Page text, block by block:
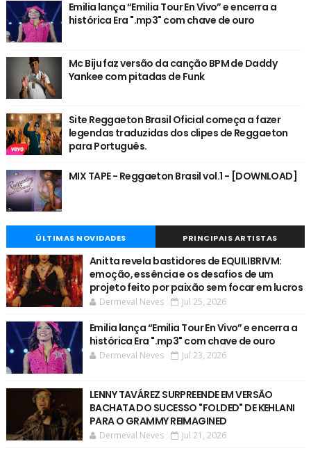
Emilia lança “Emilia Tour En Vivo” e encerra a
histórica Era ".mp3" com chave de ouro
Mc Biju faz versão da canção BPM de Daddy
Yankee com pitadas de Funk
Site Reggaeton Brasil Oficial começa a fazer
legendas traduzidas dos clipes de Reggaeton
para Português.
MIX TAPE - Reggaeton Brasil vol.1 - [DOWNLOAD]
ÚLTIMAS NOVIDADES PRINCIPAIS ARTISTAS
Anitta revela bastidores de EQUILIBRIVM:
emoção, essência e os desafios de um
projeto feito por paixão sem focar em lucros
Dermeval Neves Jul 25, 2026
Emilia lança “Emilia Tour En Vivo” e encerra a
histórica Era ".mp3" com chave de ouro
Dermeval Neves Jul 23, 2026
LENNY TAVÁREZ SURPREENDE EM VERSÃO
BACHATA DO SUCESSO "FOLDED" DE KEHLANI
PARA O GRAMMY REIMAGINED
Dermeval Neves Jul 21, 2026